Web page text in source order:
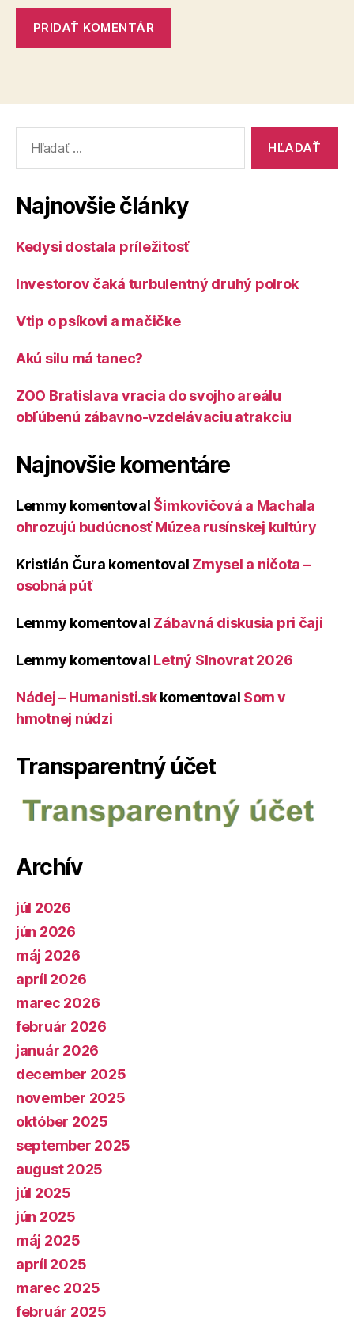
Najnovšie články
Kedysi dostala príležitosť
Investorov čaká turbulentný druhý polrok
Vtip o psíkovi a mačičke
Akú silu má tanec?
ZOO Bratislava vracia do svojho areálu
obľúbenú zábavno-vzdelávaciu atrakciu
Najnovšie komentáre
Lemmy komentoval Šimkovičová a Machala
ohrozujú budúcnosť Múzea rusínskej kultúry
Kristián Čura komentoval Zmysel a ničota –
osobná púť
Lemmy komentoval Zábavná diskusia pri čaji
Lemmy komentoval Letný Slnovrat 2026
Nádej – Humanisti.skkomentoval Som v
hmotnej núdzi
Transparentný účet
Archív
júl 2026
jún 2026
máj 2026
apríl 2026
marec 2026
február 2026
január 2026
december 2025
november 2025
október 2025
september 2025
august 2025
júl 2025
jún 2025
máj 2025
apríl 2025
marec 2025
február 2025